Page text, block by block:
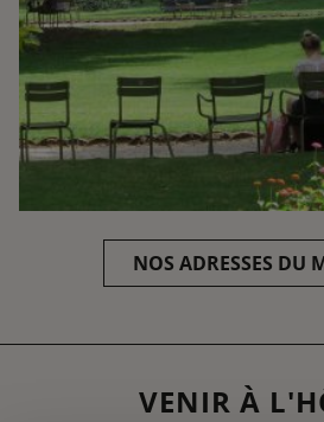
NOS ADRESSES DU
VENIR À